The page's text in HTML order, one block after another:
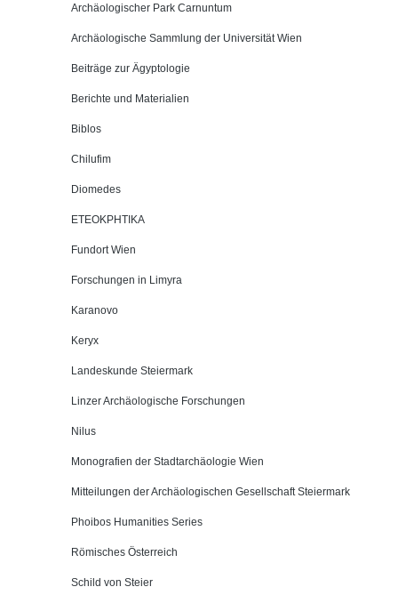
Archäologischer Park Carnuntum
Archäologische Sammlung der Universität Wien
Beiträge zur Ägyptologie
Berichte und Materialien
Biblos
Chilufim
Diomedes
ETEOKPHTIKA
Fundort Wien
Forschungen in Limyra
Karanovo
Keryx
Landeskunde Steiermark
Linzer Archäologische Forschungen
Nilus
Monografien der Stadtarchäologie Wien
Mitteilungen der Archäologischen Gesellschaft Steiermark
Phoibos Humanities Series
Römisches Österreich
Schild von Steier